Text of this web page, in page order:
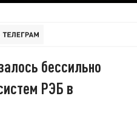
бессильно
РЭБ в